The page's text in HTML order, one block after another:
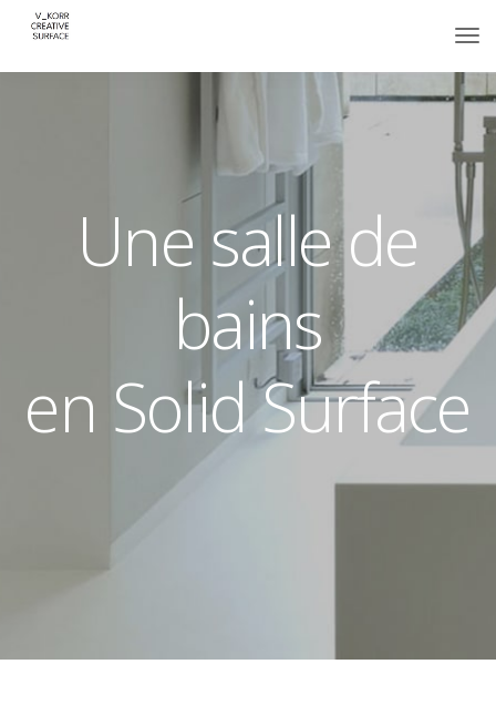
Une salle de
bains
en Solid Surface